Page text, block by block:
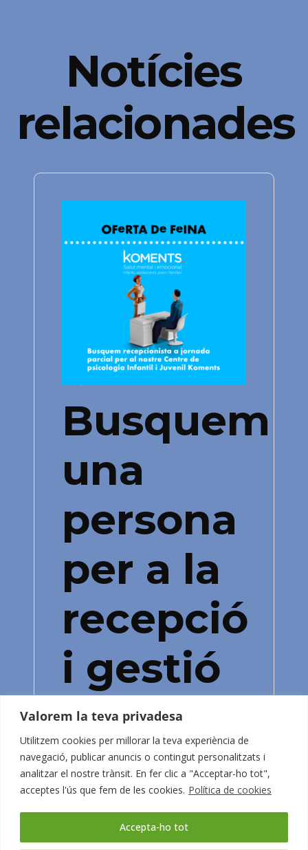
Valorem la teva privadesa
Utilitzem cookies per millorar la teva experiència de
navegació, publicar anuncis o contingut personalitzats i
analitzar el nostre trànsit. En fer clic a "Acceptar-ho tot",
acceptes l'ús que fem de les cookies. Política de cookies
Accepta-ho tot
Notícies
relacionades
Busquem
una
persona
per a la
recepció
i gestió
de
Koments